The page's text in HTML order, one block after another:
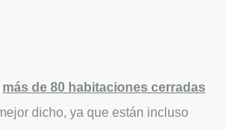
más de 80 habitaciones cerradas
dicho, ya que están incluso